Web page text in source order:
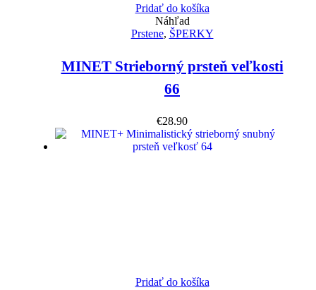
Pridať do košíka
Náhľad
Prstene, ŠPERKY
MINET Strieborný prsteň veľkosti
66
€28.90
Pridať do košíka